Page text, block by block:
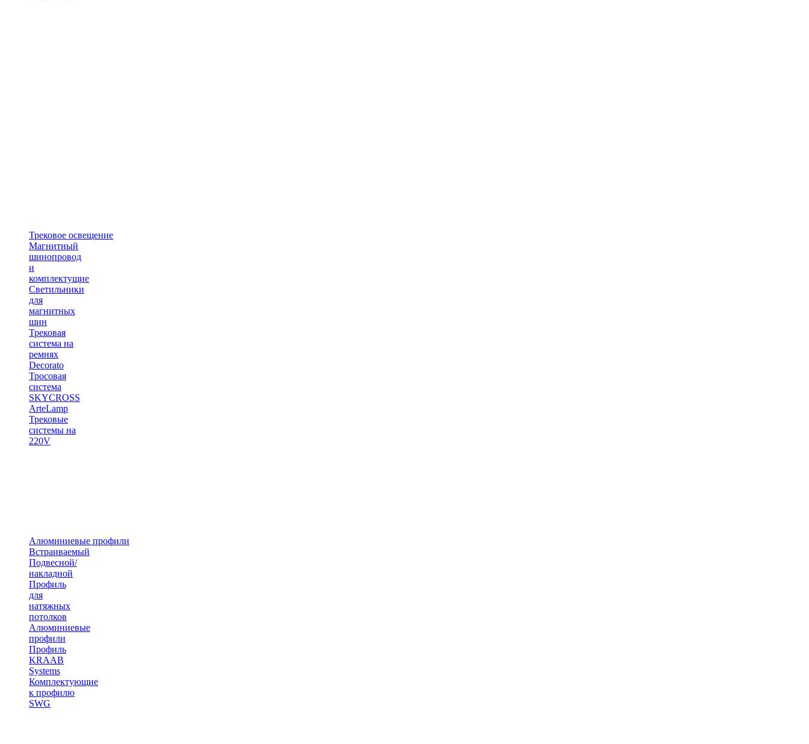
Трековое освещение
Магнитный
шинопровод
и
комплектущие
Светильники
для
магнитных
шин
Трековая
система на
ремнях
Decorato
Тросовая
система
SKYCROSS
ArteLamp
Трековые
системы на
220V
Алюминиевые профили
Встраиваемый
Подвесной/
накладной
Профиль
для
натяжных
потолков
Алюминиевые
профили
Профиль
KRAAB
Systems
Комплектующие
к профилю
SWG